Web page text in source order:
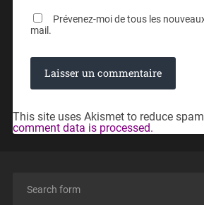
Prévenez-moi de tous les
mail.
This site uses Akismet to reduce
comment data is processed.